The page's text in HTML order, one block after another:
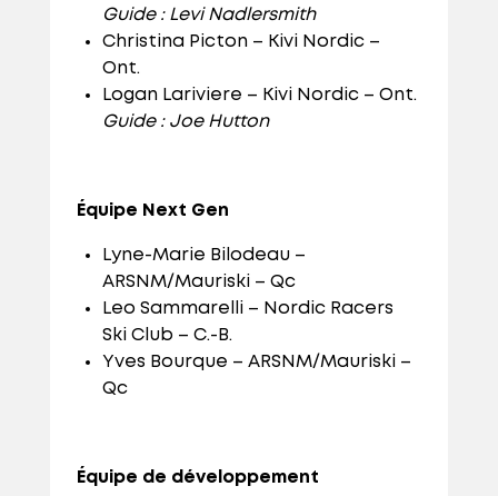
Guide : Levi Nadlersmith
Christina Picton – Kivi Nordic –
Ont.
Logan Lariviere – Kivi Nordic – Ont.
Guide : Joe Hutton
Équipe Next Gen
Lyne-Marie Bilodeau –
ARSNM/Mauriski – Qc
Leo Sammarelli – Nordic Racers
Ski Club – C.-B.
Yves Bourque – ARSNM/Mauriski –
Qc
Équipe de développement